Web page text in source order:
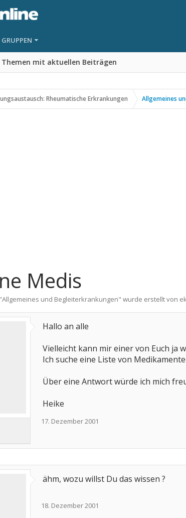
Themen mit aktuellen Beiträgen
GRUPPEN
Rheumatische Erkrankungen Allgemeines
Medis
Allgemeines und Begleiterkrankungen" wurde erstellt von
Hallo an alle
Vielleicht kann mir einer von Euch ja
Ich suche eine Liste von
Über eine Antwort würde ich mich
Heike
17. Dezember 2001
ähm, wozu willst Du das wissen ?
18. Dezember 2001